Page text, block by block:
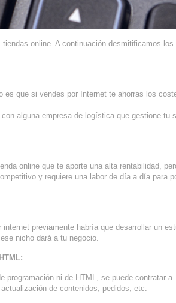
online. A continuación desmitificamos los
es que si vendes por Internet te ahorras los
alguna empresa de logística que gestione tu
online que te aporte una alta rentabilidad,
y requiere una labor de día a día para
previamente habría que desarrollar un
nicho dará a tu negocio.
programación ni de HTML, se puede contratar a
de contenidos, pedidos, etc.